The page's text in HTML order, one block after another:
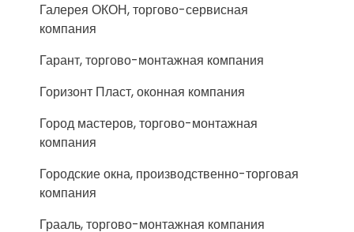
Галерея ОКОН, торгово-сервисная
компания
Гарант, торгово-монтажная компания
Горизонт Пласт, оконная компания
Город мастеров, торгово-монтажная
компания
Городские окна, производственно-торговая
компания
Грааль, торгово-монтажная компания